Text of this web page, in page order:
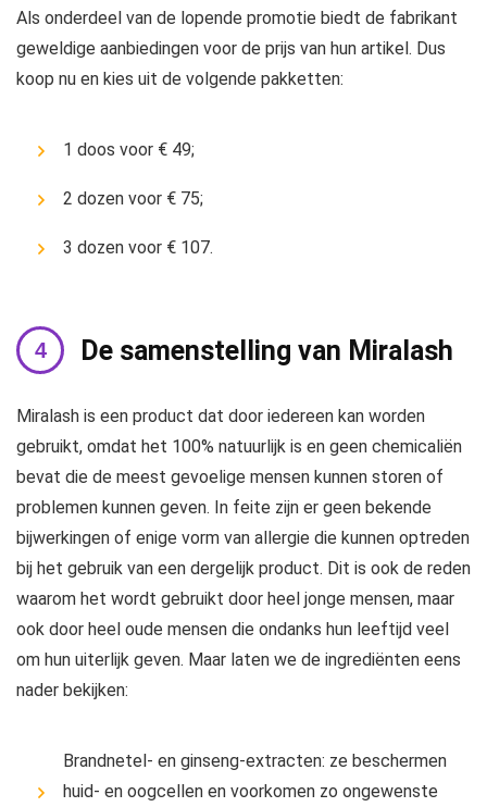
Als onderdeel van de lopende promotie biedt de fabrikant
geweldige aanbiedingen voor de prijs van hun artikel. Dus
koop nu en kies uit de volgende pakketten:
1 doos voor € 49;
2 dozen voor € 75;
3 dozen voor € 107.
De samenstelling van Miralash
Miralash is een product dat door iedereen kan worden
gebruikt, omdat het 100% natuurlijk is en geen chemicaliën
bevat die de meest gevoelige mensen kunnen storen of
problemen kunnen geven. In feite zijn er geen bekende
bijwerkingen of enige vorm van allergie die kunnen optreden
bij het gebruik van een dergelijk product. Dit is ook de reden
waarom het wordt gebruikt door heel jonge mensen, maar
ook door heel oude mensen die ondanks hun leeftijd veel
om hun uiterlijk geven. Maar laten we de ingrediënten eens
nader bekijken:
Brandnetel- en ginseng-extracten: ze beschermen
huid- en oogcellen en voorkomen zo ongewenste